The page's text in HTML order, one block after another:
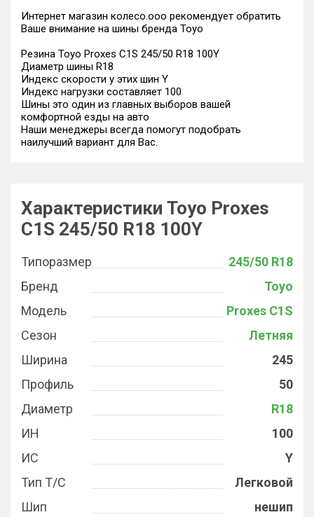
Интернет магазин колесо.ооо рекомендует обратить
Ваше внимание на шины бренда Toyo
Резина Toyo Proxes C1S 245/50 R18 100Y
Диаметр шины R18
Индекс скорости у этих шин Y
Индекс нагрузки составляет 100
Шины это один из главных выборов вашей
комфортной езды на авто
Наши менеджеры всегда помогут подобрать
наилучший вариант для Вас.
Характеристики Toyo Proxes
C1S 245/50 R18 100Y
Типоразмер
245/50 R18
Бренд
Toyo
Модель
Proxes C1S
Сезон
Летняя
Ширина
245
Профиль
50
Диаметр
R18
ИН
100
ИС
Y
Тип Т/С
Легковой
Шип
нешип